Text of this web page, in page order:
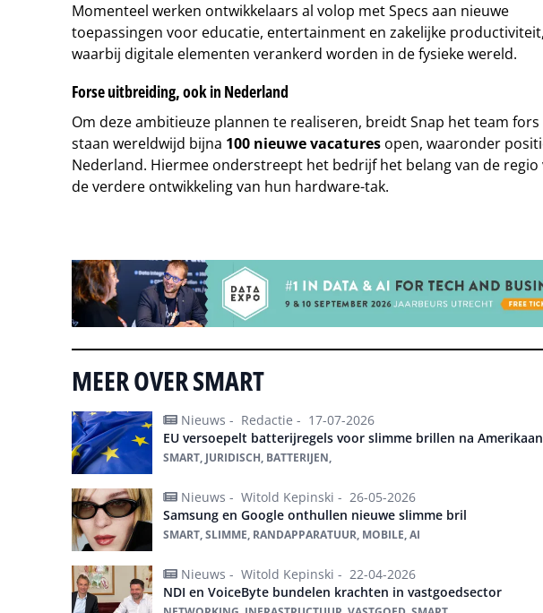
Momenteel werken ontwikkelaars al volop met Specs aan nieuwe
toepassingen voor educatie, entertainment en zakelijke productiviteit,
waarbij digitale elementen verankerd worden in de fysieke wereld.
Forse uitbreiding, ook in Nederland
Om deze ambitieuze plannen te realiseren, breidt Snap het team fors
staan wereldwijd bijna 100 nieuwe vacatures open, waaronder
Nederland. Hiermee onderstreept het bedrijf het belang van de
de verdere ontwikkeling van hun hardware-tak.
MEER OVER SMART
Nieuws - Redactie - 17-07-2026
EU versoepelt batterijregels voor slimme brillen na
SMART, JURIDISCH, BATTERIJEN,
Nieuws - Witold Kepinski - 26-05-2026
Samsung en Google onthullen nieuwe slimme bril
SMART, SLIMME, RANDAPPARATUUR, MOBILE, AI
Nieuws - Witold Kepinski - 22-04-2026
NDI en VoiceByte bundelen krachten in vastgoedsector